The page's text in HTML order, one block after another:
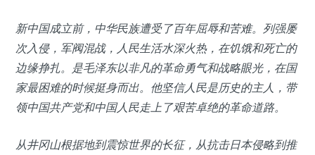
新中国成立前，中华民族遭受了百年屈辱和苦难。列强屡
次入侵，军阀混战，人民生活水深火热，在饥饿和死亡的
边缘挣扎。是毛泽东以非凡的革命勇气和战略眼光，在国
家最困难的时候挺身而出。他坚信人民是历史的主人，带
领中国共产党和中国人民走上了艰苦卓绝的革命道路。
从井冈山根据地到震惊世界的长征，从抗击日本侵略到推